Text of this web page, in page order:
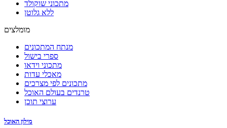
מתכוני שוקולד
ללא גלוטן
מומלצים
מנתח המתכונים
ספרי בישול
מתכוני וידאו
מאכלי עדות
מתכונים לפי מצרכים
טרנדים בעולם האוכל
ערוצי תוכן
מילון האוכל